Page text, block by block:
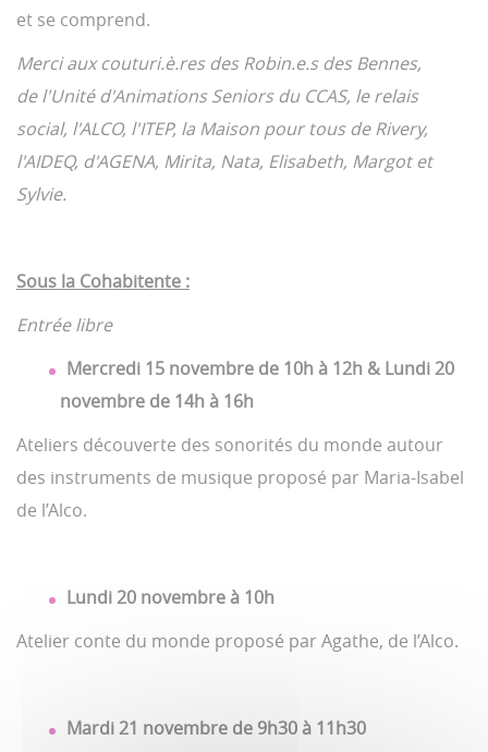
et se comprend.
Merci aux couturi.è.res des Robin.e.s des Bennes,
de l'Unité d'Animations Seniors du CCAS, le relais
social, l'ALCO, l'ITEP, la Maison pour tous de Rivery,
l'AIDEQ, d'AGENA, Mirita, Nata, Elisabeth, Margot et
Sylvie.
Sous la Cohabitente :
Entrée libre
Mercredi 15 novembre de 10h à 12h & Lundi 20
novembre de 14h à 16h
Ateliers découverte des sonorités du monde autour
des instruments de musique proposé par Maria-Isabel
de l’Alco.
Lundi 20 novembre à 10h
Atelier conte du monde proposé par Agathe, de l’Alco.
Mardi 21 novembre de 9h30 à 11h30